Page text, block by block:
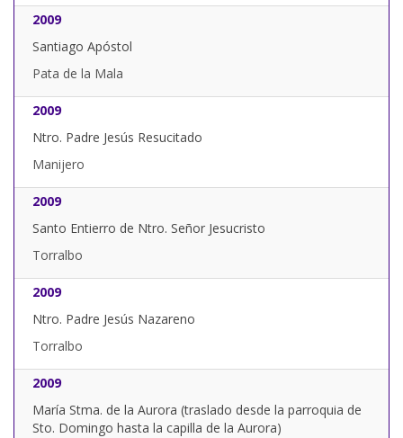
2009
Santiago Apóstol
Pata de la Mala
2009
Ntro. Padre Jesús Resucitado
Manijero
2009
Santo Entierro de Ntro. Señor Jesucristo
Torralbo
2009
Ntro. Padre Jesús Nazareno
Torralbo
2009
María Stma. de la Aurora (traslado desde la parroquia de
Sto. Domingo hasta la capilla de la Aurora)